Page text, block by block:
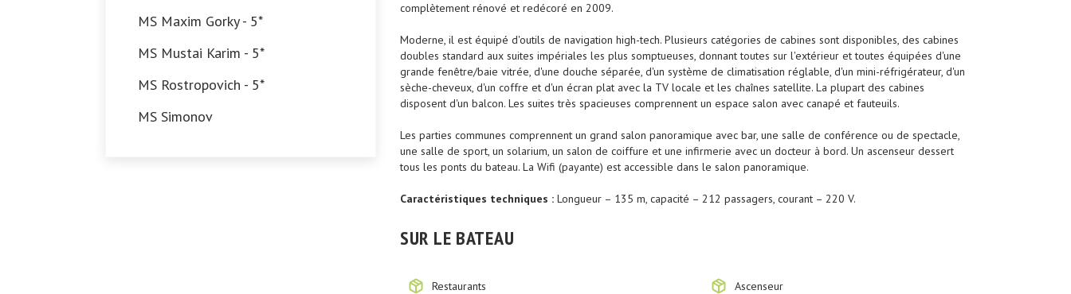
MS Maxim Gorky - 5*
MS Mustai Karim - 5*
MS Rostropovich - 5*
MS Simonov
complètement rénové et redécoré en 2009.
Moderne, il est équipé d'outils de navigation high-tech. Plusieurs catégories de cabines sont disponibles, des cabines
doubles standard aux suites impériales les plus somptueuses, donnant toutes sur l'extérieur et toutes équipées d'une
grande fenêtre/baie vitrée, d'une douche séparée, d'un système de climatisation réglable, d'un mini-réfrigérateur, d'un
sèche-cheveux, d'un coffre et d'un écran plat avec la TV locale et les chaînes satellite. La plupart des cabines
disposent d'un balcon. Les suites très spacieuses comprennent un espace salon avec canapé et fauteuils.
Les parties communes comprennent un grand salon panoramique avec bar, une salle de conférence ou de spectacle,
une salle de sport, un solarium, un salon de coiffure et une infirmerie avec un docteur à bord. Un ascenseur dessert
tous les ponts du bateau. La Wifi (payante) est accessible dans le salon panoramique.
Caractéristiques techniques : Longueur – 135 m, capacité – 212 passagers, courant – 220 V.
SUR LE BATEAU
Restaurants
Ascenseur